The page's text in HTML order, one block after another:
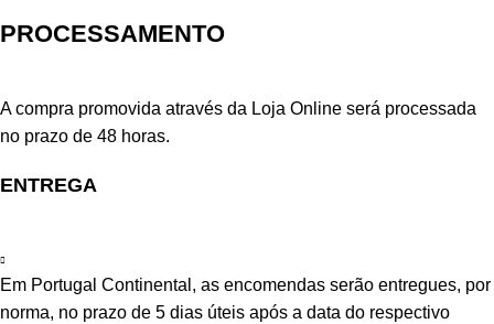
PROCESSAMENTO
A compra promovida através da Loja Online será processada
no prazo de 48 horas.
ENTREGA
Em Portugal Continental, as encomendas serão entregues, por
norma, no prazo de 5 dias úteis após a data do respectivo